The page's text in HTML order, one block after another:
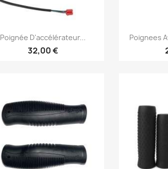
Aperçu rapide
Poignée D'accélérateur...
32,00 €

Poignees